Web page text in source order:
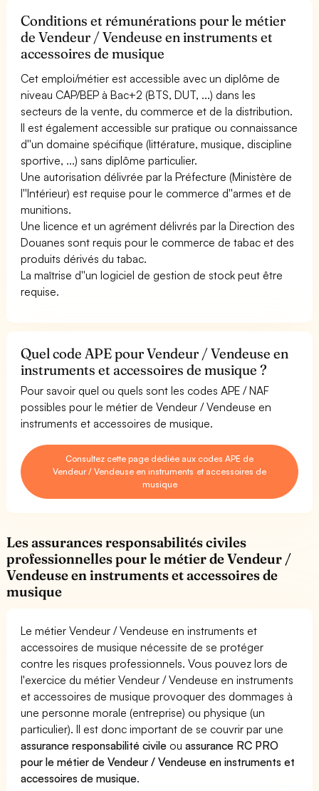
Conditions et rémunérations pour le métier
de Vendeur / Vendeuse en instruments et
accessoires de musique
Cet emploi/métier est accessible avec un diplôme de
niveau CAP/BEP à Bac+2 (BTS, DUT, ...) dans les
secteurs de la vente, du commerce et de la distribution.
Il est également accessible sur pratique ou connaissance
d''un domaine spécifique (littérature, musique, discipline
sportive, ...) sans diplôme particulier.
Une autorisation délivrée par la Préfecture (Ministère de
l''Intérieur) est requise pour le commerce d''armes et de
munitions.
Une licence et un agrément délivrés par la Direction des
Douanes sont requis pour le commerce de tabac et des
produits dérivés du tabac.
La maîtrise d''un logiciel de gestion de stock peut être
requise.
Quel code APE pour Vendeur / Vendeuse en
instruments et accessoires de musique ?
Pour savoir quel ou quels sont les codes APE / NAF
possibles pour le métier de Vendeur / Vendeuse en
instruments et accessoires de musique.
Consultez cette page dédiée aux codes APE de
Vendeur / Vendeuse en instruments et accessoires de
musique
Les assurances responsabilités civiles
professionnelles pour le métier de Vendeur /
Vendeuse en instruments et accessoires de
musique
Le métier Vendeur / Vendeuse en instruments et
accessoires de musique nécessite de se protéger
contre les risques professionnels. Vous pouvez lors de
l'exercice du métier Vendeur / Vendeuse en instruments
et accessoires de musique provoquer des dommages à
une personne morale (entreprise) ou physique (un
particulier). Il est donc important de se couvrir par une
assurance responsabilité civile ouassurance RC PRO
pour le métier de Vendeur / Vendeuse en instruments et
accessoires de musique.